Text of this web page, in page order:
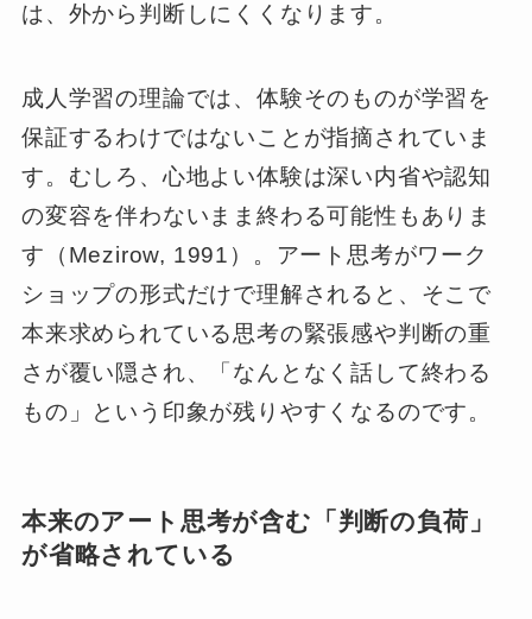
は、外から判断しにくくなります。
成人学習の理論では、体験そのものが学習を
保証するわけではないことが指摘されていま
す。むしろ、心地よい体験は深い内省や認知
の変容を伴わないまま終わる可能性もありま
す（Mezirow, 1991）。アート思考がワーク
ショップの形式だけで理解されると、そこで
本来求められている思考の緊張感や判断の重
さが覆い隠され、「なんとなく話して終わる
もの」という印象が残りやすくなるのです。
本来のアート思考が含む「判断の負荷」
が省略されている